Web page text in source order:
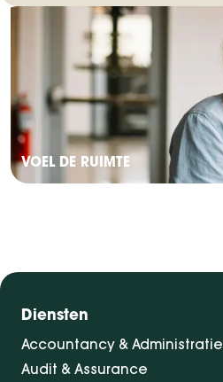
VOEL DE RUIMTE
Diensten
Accountancy & Administratie
Audit & Assurance